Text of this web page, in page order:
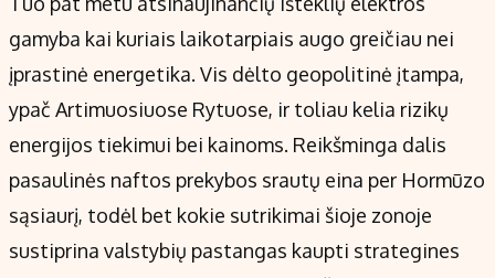
gamyba kai kuriais laikotarpiais augo greičiau nei
įprastinė energetika. Vis dėlto geopolitinė įtampa,
ypač Artimuosiuose Rytuose, ir toliau kelia rizikų
energijos tiekimui bei kainoms. Reikšminga dalis
pasaulinės naftos prekybos srautų eina per Hormūzo
sąsiaurį, todėl bet kokie sutrikimai šioje zonoje
sustiprina valstybių pastangas kaupti strategines